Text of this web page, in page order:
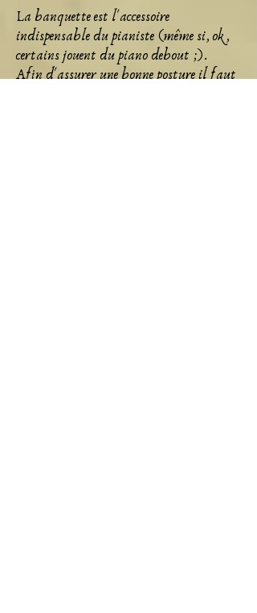
La banquette est l'accessoire
indispensable du pianiste (même si, ok,
certains jouent du piano debout ;).
Afin d'assurer une bonne posture il faut